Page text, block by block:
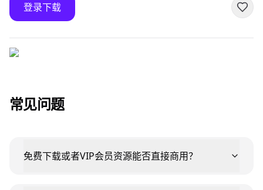
登录下载
常见问题
免费下载或者VIP会员资源能否直接商用？